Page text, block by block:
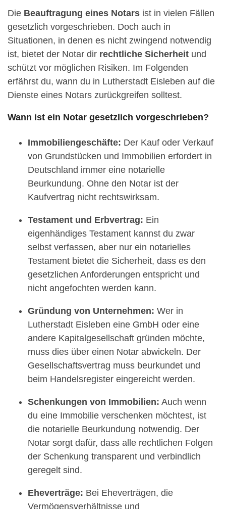
Die Beauftragung eines Notars ist in vielen Fällen
gesetzlich vorgeschrieben. Doch auch in
Situationen, in denen es nicht zwingend notwendig
ist, bietet der Notar dir rechtliche Sicherheit und
schützt vor möglichen Risiken. Im Folgenden
erfährst du, wann du in Lutherstadt Eisleben auf die
Dienste eines Notars zurückgreifen solltest.
Wann ist ein Notar gesetzlich vorgeschrieben?
Immobiliengeschäfte: Der Kauf oder Verkauf
von Grundstücken und Immobilien erfordert in
Deutschland immer eine notarielle
Beurkundung. Ohne den Notar ist der
Kaufvertrag nicht rechtswirksam.
Testament und Erbvertrag: Ein
eigenhändiges Testament kannst du zwar
selbst verfassen, aber nur ein notarielles
Testament bietet die Sicherheit, dass es den
gesetzlichen Anforderungen entspricht und
nicht angefochten werden kann.
Gründung von Unternehmen: Wer in
Lutherstadt Eisleben eine GmbH oder eine
andere Kapitalgesellschaft gründen möchte,
muss dies über einen Notar abwickeln. Der
Gesellschaftsvertrag muss beurkundet und
beim Handelsregister eingereicht werden.
Schenkungen von Immobilien: Auch wenn
du eine Immobilie verschenken möchtest, ist
die notarielle Beurkundung notwendig. Der
Notar sorgt dafür, dass alle rechtlichen Folgen
der Schenkung transparent und verbindlich
geregelt sind.
Eheverträge: Bei Eheverträgen, die
Vermögensverhältnisse und